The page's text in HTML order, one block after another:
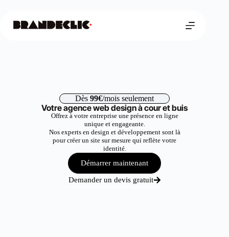
Dès 99€/mois seulement
Votre agence web design à cour et buis
Offrez à votre entreprise une présence en ligne
unique et engageante.
Nos experts en design et développement sont là
pour créer un site sur mesure qui reflète votre
identité.
Démarrer maintenant
Demander un devis gratuit